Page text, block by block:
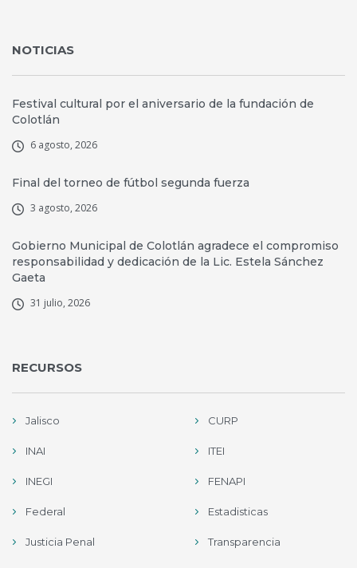
NOTICIAS
Festival cultural por el aniversario de la fundación de
Colotlán
6 agosto, 2026
Final del torneo de fútbol segunda fuerza
3 agosto, 2026
Gobierno Municipal de Colotlán agradece el compromiso
responsabilidad y dedicación de la Lic. Estela Sánchez
Gaeta
31 julio, 2026
RECURSOS
Jalisco CURP
INAI ITEI
INEGI FENAPI
Federal Estadisticas
Justicia Penal Transparencia